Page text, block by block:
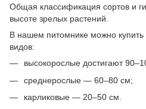
Общая классификация сортов и
высоте зрелых растений.
В нашем питомнике можно
видов:
высокорослые достигают
среднерослые — 60–80 см;
карликовые — 20–50 см.